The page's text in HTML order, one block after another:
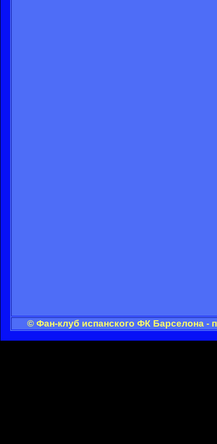
© Фан-клуб испанского ФК Барселона -